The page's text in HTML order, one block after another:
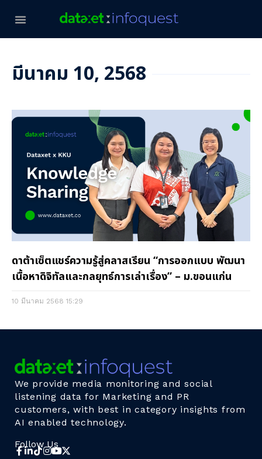
มีนาคม 10, 2568
ดาต้าเซ็ตแชร์ความรู้สู่คลาสเรียน “การออกแบบ พัฒนา
เนื้อหาดิจิทัลและกลยุทธ์การเล่าเรื่อง” – ม.ขอนแก่น
10 มีนาคม 2568 15:29
We provide media monitoring and social
listening data for Marketing and PR
customers, with best in category insights from
AI enabled technology.
Follow Us